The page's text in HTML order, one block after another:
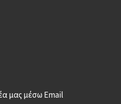
μας μέσω Email